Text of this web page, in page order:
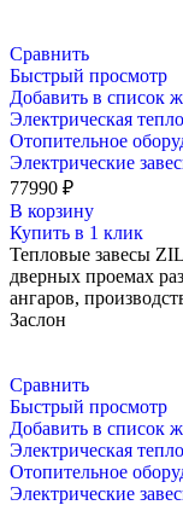
Сравнить
Быстрый просмотр
Добавить в список
Электрическая
Отопительное
Электрические
77990 ₽
В корзину
Купить в 1 клик
Тепловые завесы
дверных проемах
ангаров,
Заслон
Сравнить
Быстрый просмотр
Добавить в список
Электрическая
Отопительное
Электрические